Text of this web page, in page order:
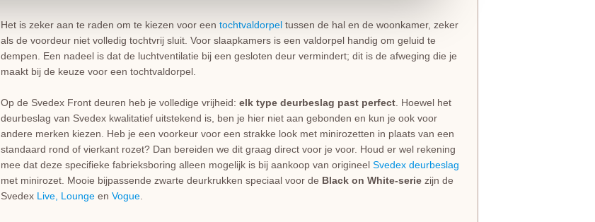
Het is zeker aan te raden om te kiezen voor een tochtvaldorpel tussen de hal en de woonkamer, zeker
als de voordeur niet volledig tochtvrij sluit. Voor slaapkamers is een valdorpel handig om geluid te
dempen. Een nadeel is dat de luchtventilatie bij een gesloten deur vermindert; dit is de afweging die je
maakt bij de keuze voor een tochtvaldorpel.
Op de Svedex Front deuren heb je volledige vrijheid: elk type deurbeslag past perfect . Hoewel het
deurbeslag van Svedex kwalitatief uitstekend is, ben je hier niet aan gebonden en kun je ook voor
andere merken kiezen. Heb je een voorkeur voor een strakke look met minirozetten in plaats van een
standaard rond of vierkant rozet? Dan bereiden we dit graag direct voor je voor. Houd er wel rekening
mee dat deze specifieke fabrieksboring alleen mogelijk is bij aankoop van origineel Svedex deurbeslag
met minirozet. Mooie bijpassende zwarte deurkrukken speciaal voor de Black on White-serie zijn de
Svedex Live, Lounge en Vogue